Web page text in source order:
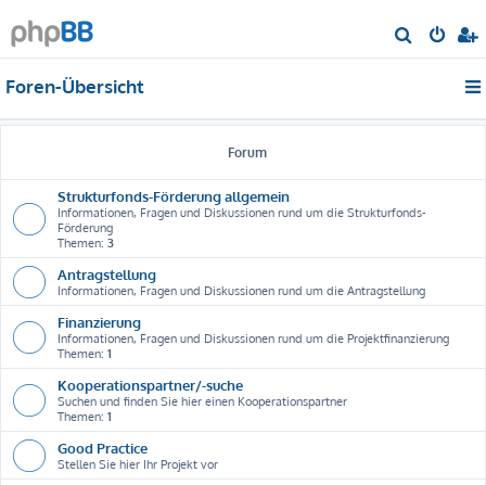
u
Foren-Übersicht
Forum
Strukturfonds-Förderung allgemein
Informationen, Fragen und Diskussionen rund um die Strukturfonds-
Förderung
Themen: 3
Antragstellung
Informationen, Fragen und Diskussionen rund um die Antragstellung
Finanzierung
Informationen, Fragen und Diskussionen rund um die Projektfinanzierung
Themen: 1
Kooperationspartner/-suche
Suchen und finden Sie hier einen Kooperationspartner
Themen: 1
Good Practice
Stellen Sie hier Ihr Projekt vor